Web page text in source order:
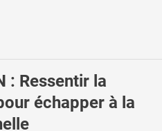
: Ressentir la
échapper à la